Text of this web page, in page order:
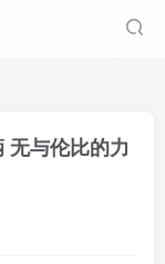
无与伦比的力